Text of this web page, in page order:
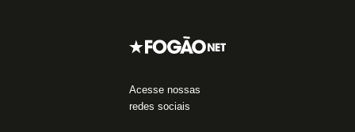
Acesse nossas
redes sociais